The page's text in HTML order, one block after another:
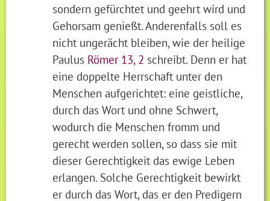
sondern gefürchtet und geehrt wird und
Gehorsam genießt. Anderenfalls soll es
nicht ungerächt bleiben, wie der heilige
Paulus Römer 13, 2 schreibt. Denn er hat
eine doppelte Herrschaft unter den
Menschen aufgerichtet: eine geistliche,
durch das Wort und ohne Schwert,
wodurch die Menschen fromm und
gerecht werden sollen, so dass sie mit
dieser Gerechtigkeit das ewige Leben
erlangen. Solche Gerechtigkeit bewirkt
er durch das Wort, das er den Predigern